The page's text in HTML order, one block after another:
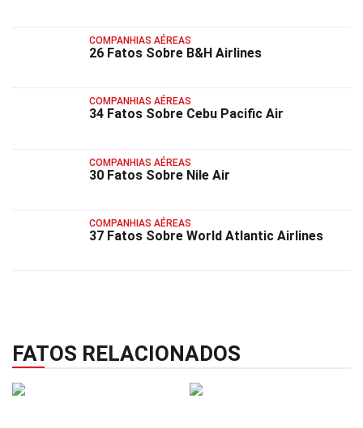
COMPANHIAS AÉREAS
26 Fatos Sobre B&H Airlines
COMPANHIAS AÉREAS
34 Fatos Sobre Cebu Pacific Air
COMPANHIAS AÉREAS
30 Fatos Sobre Nile Air
COMPANHIAS AÉREAS
37 Fatos Sobre World Atlantic Airlines
FATOS RELACIONADOS